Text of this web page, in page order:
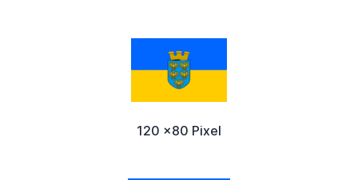
120 x80 Pixel